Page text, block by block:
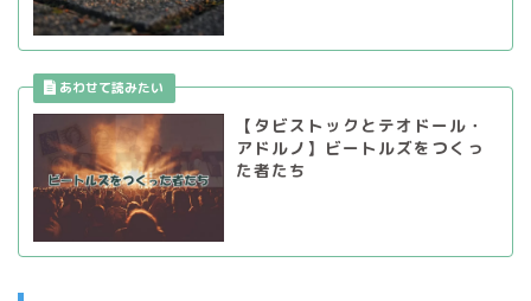
【タビストックとテオドール・
アドルノ】ビートルズをつくっ
た者たち